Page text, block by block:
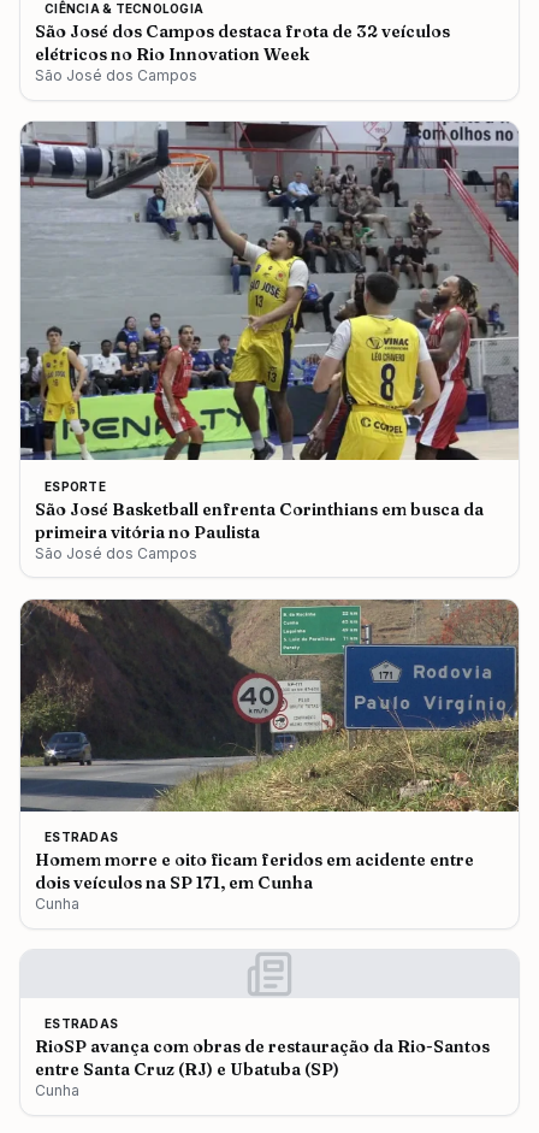
CIÊNCIA & TECNOLOGIA
São José dos Campos destaca frota de 32 veículos
elétricos no Rio Innovation Week
São José dos Campos
ESPORTE
São José Basketball enfrenta Corinthians em busca da
primeira vitória no Paulista
São José dos Campos
ESTRADAS
Homem morre e oito ficam feridos em acidente entre
dois veículos na SP 171, em Cunha
Cunha
ESTRADAS
RioSP avança com obras de restauração da Rio-Santos
entre Santa Cruz (RJ) e Ubatuba (SP)
Cunha